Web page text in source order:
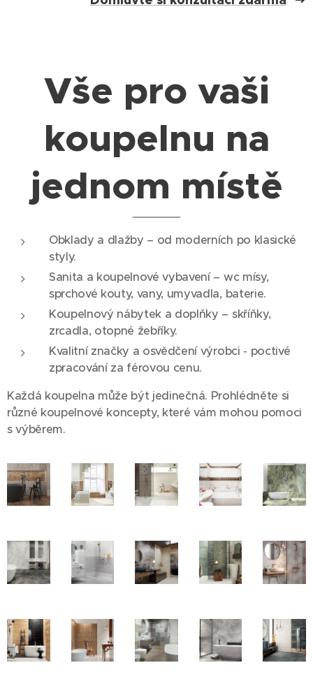
Vše pro vaši
koupelnu na
jednom místě
Obklady a dlažby – od moderních po klasické
styly.
Sanita a koupelnové vybavení – wc mísy,
sprchové kouty, vany, umyvadla, baterie.
Koupelnový nábytek a doplňky – skříňky,
zrcadla, otopné žebříky.
Kvalitní značky a osvědčení výrobci - poctivé
zpracování za férovou cenu.
Každá koupelna může být jedinečná. Prohlédněte si
různé koupelnové koncepty, které vám mohou pomoci
s výběrem.